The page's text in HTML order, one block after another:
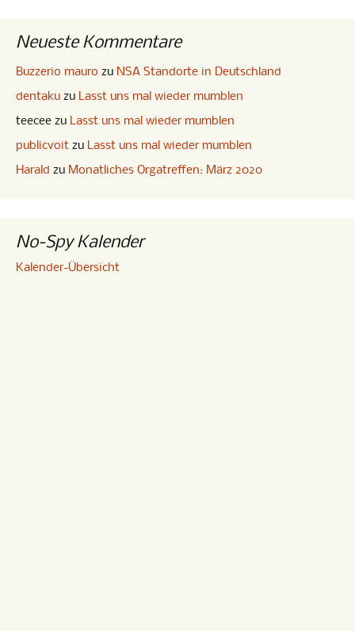
Neueste Kommentare
Buzzerio mauro zu NSA Standorte in Deutschland
dentaku zu Lasst uns mal wieder mumblen
teecee zu Lasst uns mal wieder mumblen
publicvoit zu Lasst uns mal wieder mumblen
Harald zu Monatliches Orgatreffen: März 2020
No-Spy Kalender
Kalender-Übersicht